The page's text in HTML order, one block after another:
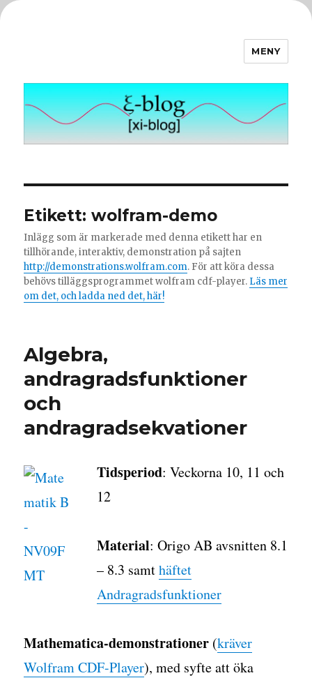
MENY
Etikett:wolfram-demo
Inlägg som är markerade med denna etikett har en
tillhörande, interaktiv, demonstration på sajten
http://demonstrations.wolfram.com. För att köra dessa
behövs tilläggsprogrammet wolfram cdf-player. Läs mer
om det, och ladda ned det, här!
Algebra,
andragradsfunktioner
och
andragradsekvationer
Tidsperiod: Veckorna 10, 11 och
12
Material: Origo AB avsnitten 8.1
– 8.3 samthäftet
Andragradsfunktioner
Mathematica-demonstrationer (kräver
Wolfram CDF-Player), med syfte att öka